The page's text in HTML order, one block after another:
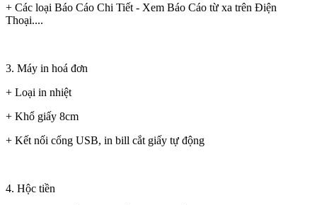
+ Các loại Báo Cáo Chi Tiết - Xem Báo Cáo từ xa trên Điện
Thoại....
3. Máy in hoá đơn
+ Loại in nhiệt
+ Khổ giấy 8cm
+ Kết nối cổng USB, in bill cắt giấy tự động
4. Hộc tiền